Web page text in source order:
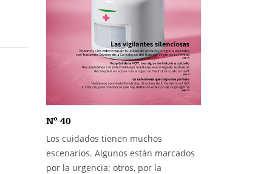
Nº 40
Los cuidados tienen muchos
escenarios. Algunos están marcados
por la urgencia; otros, por la